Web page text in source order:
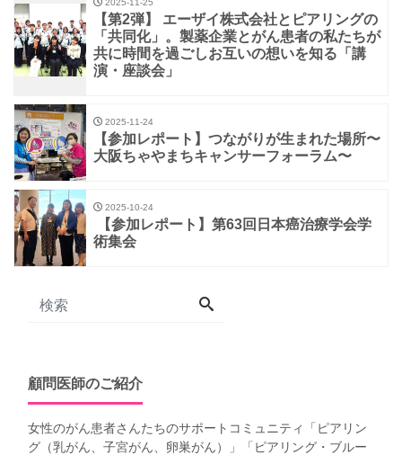
2025-11-25
【第2弾】 エーザイ株式会社とピアリングの
「共同化」。製薬企業とがん患者の私たちが
共に時間を過ごしお互いの想いを知る「講
演・座談会」
2025-11-24
【参加レポート】つながりが生まれた場所〜
大阪ちゃやまちキャンサーフォーラム〜
2025-10-24
【参加レポート】第63回日本癌治療学会学
術集会
顧問医師のご紹介
女性のがん患者さんたちのサポートコミュニティ「 ピアリン
グ（乳がん、子宮がん、卵巣がん）
」「 ピアリング・ブルー